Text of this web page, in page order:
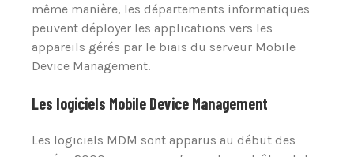
même manière, les départements informatiques
peuvent déployer les applications vers les
appareils gérés par le biais du serveur Mobile
Device Management.
Les logiciels Mobile Device Management
Les logiciels MDM sont apparus au début des